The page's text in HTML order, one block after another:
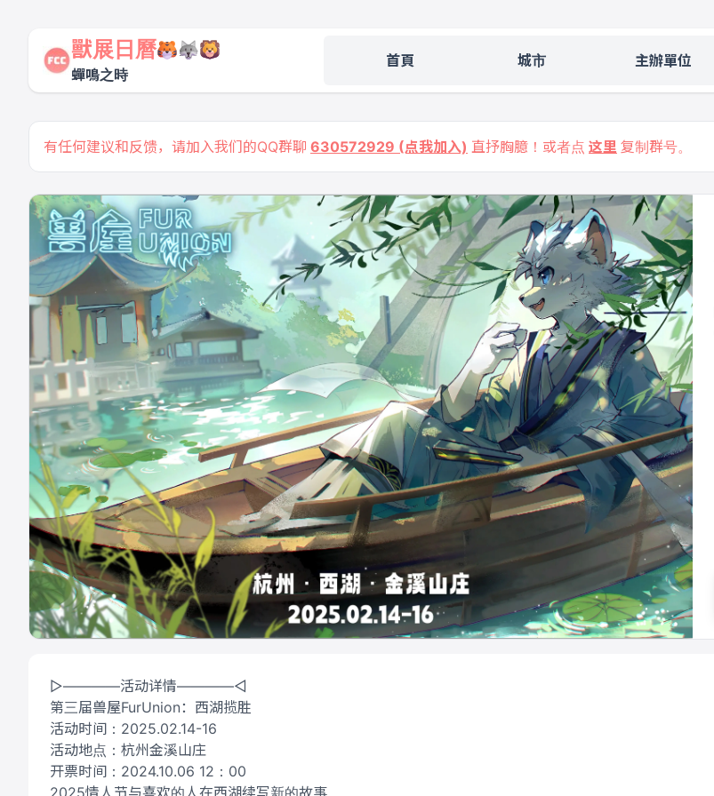
獸展日曆
蟬鳴之時
首頁 城市 主辦單位
有任何建议和反馈，请加入我们的QQ群聊 630572929 (点我加入) 直抒胸臆！或者点 这里 复制群号。
▷————活动详情————◁
第三届兽屋FurUnion：西湖揽胜
活动时间：2025.02.14-16
活动地点：杭州金溪山庄
开票时间：2024.10.06 12：00
2025情人节与喜欢的人在西湖续写新的故事